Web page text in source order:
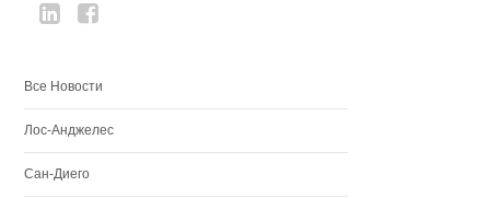
Все Новости
Лос-Анджелес
Сан-Диего